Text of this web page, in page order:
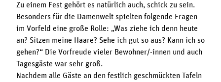
Zu einem Fest gehört es natürlich auch, schick zu sein.
Besonders für die Damenwelt spielten folgende Fragen
im Vorfeld eine große Rolle: „Was ziehe ich denn heute
an? Sitzen meine Haare? Sehe ich gut so aus? Kann ich so
gehen?“ Die Vorfreude vieler Bewohner/-innen und auch
Tagesgäste war sehr groß.
Nachdem alle Gäste an den festlich geschmückten Tafeln